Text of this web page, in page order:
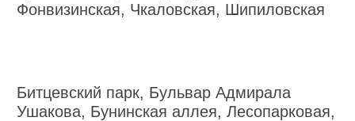
Фонвизинская, Чкаловская, Шипиловская
Битцевский парк, Бульвар Адмирала
Ушакова, Бунинская аллея, Лесопарковая,